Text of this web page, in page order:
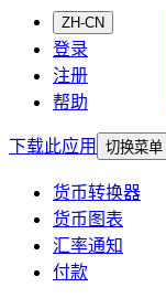
ZH-CN
登录
注册
帮助
下载此应用
切换菜单
货币转换器
货币图表
汇率通知
付款